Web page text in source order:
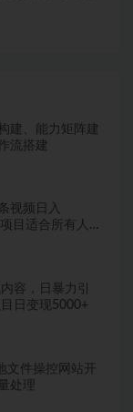
建、能力矩阵建
流搭建
视频日入
目适合所有人
容，日暴力引
日变现5000+
文件操控网站开
处理